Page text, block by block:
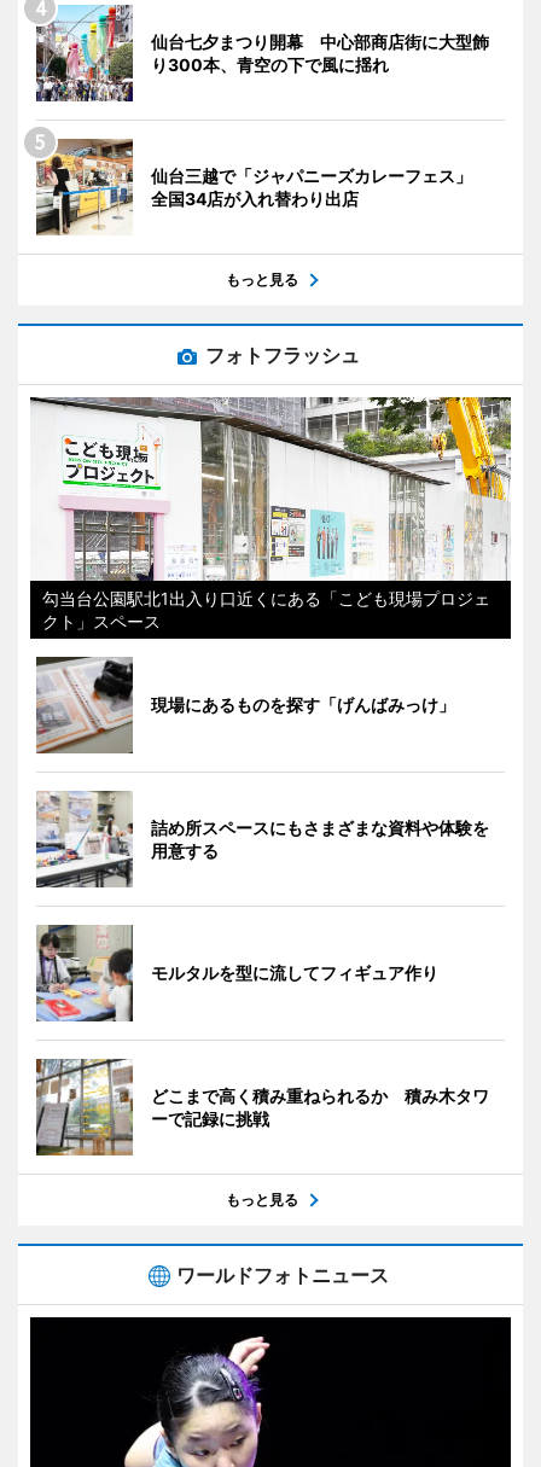
仙台七夕まつり開幕 中心部商店街に大型飾
り300本、青空の下で風に揺れ
仙台三越で「ジャパニーズカレーフェス」
全国34店が入れ替わり出店
もっと見る
フォトフラッシュ
勾当台公園駅北1出入り口近くにある「こども現場プロジェ
クト」スペース
現場にあるものを探す「げんばみっけ」
詰め所スペースにもさまざまな資料や体験を
用意する
モルタルを型に流してフィギュア作り
どこまで高く積み重ねられるか 積み木タワ
ーで記録に挑戦
もっと見る
ワールドフォトニュース